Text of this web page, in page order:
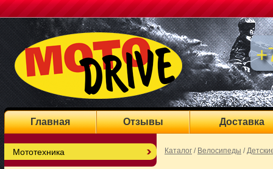
Главная Отзывы Доставка
Мототехника Каталог / Велосипеды /